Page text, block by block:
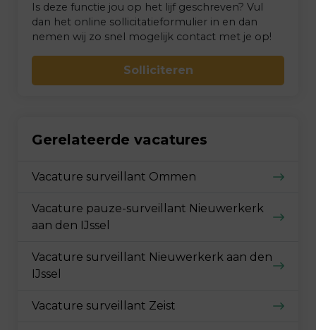
Is deze functie jou op het lijf geschreven? Vul
dan het online sollicitatieformulier in en dan
nemen wij zo snel mogelijk contact met je op!
Solliciteren
Gerelateerde vacatures
Vacature surveillant Ommen
Vacature pauze-surveillant Nieuwerkerk
aan den IJssel
Vacature surveillant Nieuwerkerk aan den
IJssel
Vacature surveillant Zeist